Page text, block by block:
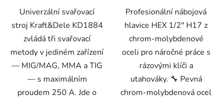
Univerzální svařovací
stroj Kraft&Dele KD1884
zvládá tři svařovací
metody v jediném zařízení
— MIG/MAG, MMA a TIG
— s maximálním
proudem 250 A. Jde o
Profesionální nábojová
hlavice HEX 1/2" H17 z
chrom-molybdenové
oceli pro náročné práce s
rázovými klíči a
utahováky. 🔧 Pevná
chrom-molybdenová ocel